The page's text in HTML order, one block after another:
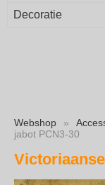
Decoratie
Webshop »
jabot PCN3-30